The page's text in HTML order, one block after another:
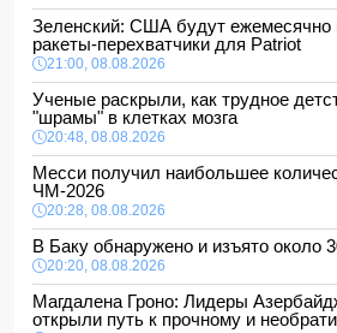
Зеленский: США будут ежемесячно
ракеты-перехватчики для Patriot
21:00, 08.08.2026
Ученые раскрыли, как трудное
"шрамы" в клетках мозга
20:48, 08.08.2026
Месси получил наибольшее
ЧМ-2026
20:28, 08.08.2026
В Баку обнаружено и изъято около
20:20, 08.08.2026
Магдалена Гроно: Лидеры
открыли путь к прочному и